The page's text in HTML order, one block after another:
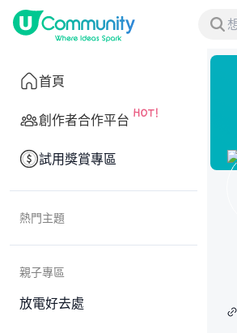
首頁
創作者合作平台
試用獎賞專區
熱門主題
親子專區
放電好去處